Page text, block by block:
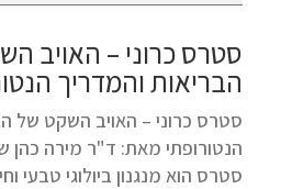
סטרס כרוני – האויב
הבריאות והמדריך
סטרס כרוני – האויב השקט של
סטרס הוא מנגנון ביולוגי טבעי